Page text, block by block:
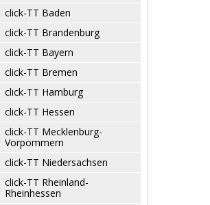
click-TT Baden
click-TT Brandenburg
click-TT Bayern
click-TT Bremen
click-TT Hamburg
click-TT Hessen
click-TT Mecklenburg-
Vorpommern
click-TT Niedersachsen
click-TT Rheinland-
Rheinhessen